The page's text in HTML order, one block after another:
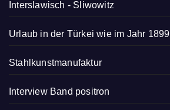
Interslawisch - Sliwowitz
Urlaub in der Türkei wie im Jahr 1899
Stahlkunstmanufaktur
Interview Band positron